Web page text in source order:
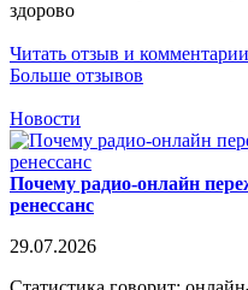
здорово
Читать отзыв и комментарии
Больше отзывов
Новости
Почему радио-онлайн
ренессанс
29.07.2026